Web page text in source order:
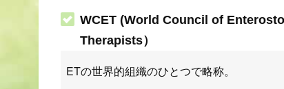
WCET (World Council of
Therapists）
ETの世界的組織のひとつで略称。